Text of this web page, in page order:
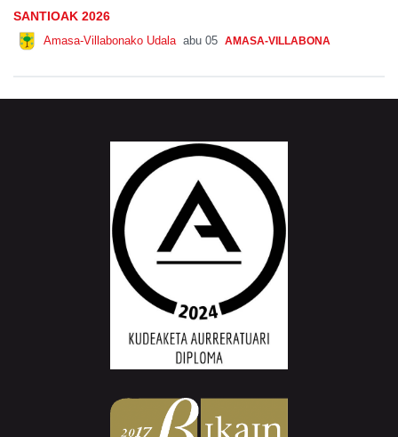
SANTIOAK 2026
Amasa-Villabonako Udala abu 05 AMASA-VILLABONA